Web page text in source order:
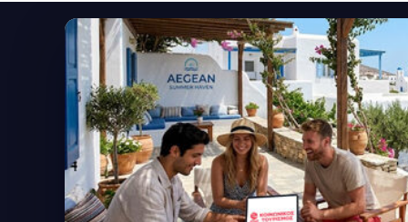
Εγγραφείτε στο newsletter μας
Μείνετε ενημερωμένοι με τις τελευταίες